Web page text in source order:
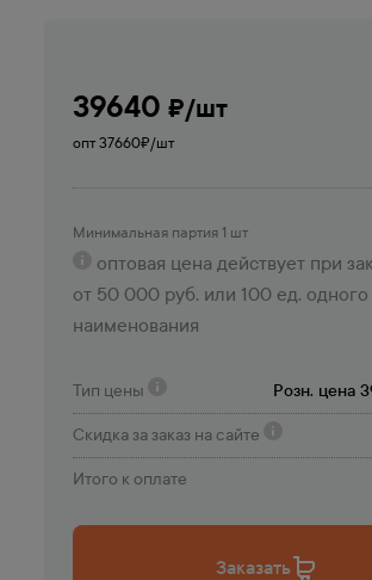
39640 ₽/шт
опт 37660₽/шт
Минимальная партия 1 шт
оптовая цена действует при
от 50 000 руб. или 100 ед. одного
наименования
Тип цены Розн. цена
Скидка за заказ на сайте
Итого к оплате
Заказать